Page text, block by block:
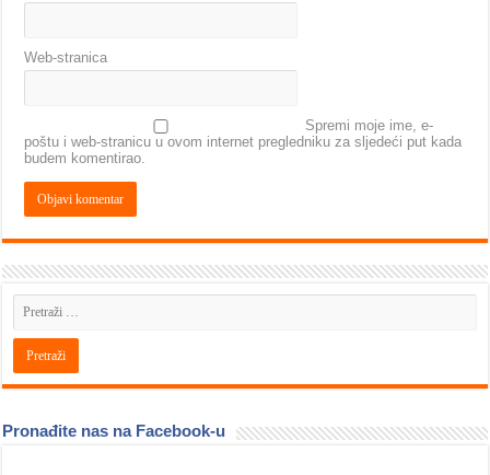
Web-stranica
Spremi moje ime, e-
poštu i web-stranicu u ovom internet pregledniku za sljedeći put kada
budem komentirao.
Pronađite nas na Facebook-u